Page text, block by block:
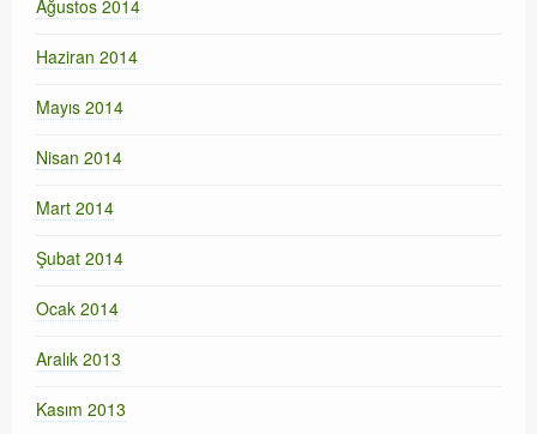
Ağustos 2014
Haziran 2014
Mayıs 2014
Nisan 2014
Mart 2014
Şubat 2014
Ocak 2014
Aralık 2013
Kasım 2013